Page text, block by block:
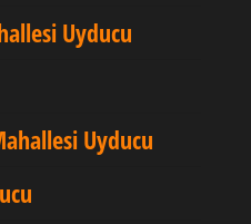
Uyducu
Uyducu